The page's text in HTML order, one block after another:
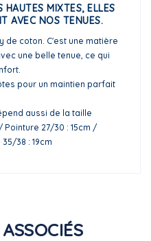
MIXTES, ELLES
AVEC NOS TENUES.
de coton. C'est une matière
une belle tenue, ce qui
pour un maintien parfait
aussi de la taille
Pointure 27/30 : 15cm /
38 : 19cm